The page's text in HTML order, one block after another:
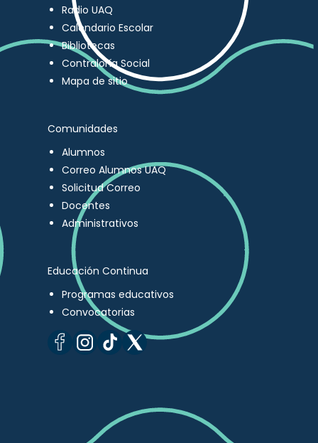
Radio UAQ
Calendario Escolar
Bibliotecas
Contraloría Social
Mapa de sitio
Comunidades
Alumnos
Correo Alumnos UAQ
Solicitud Correo
Docentes
Administrativos
Educación Continua
Programas educativos
Convocatorias